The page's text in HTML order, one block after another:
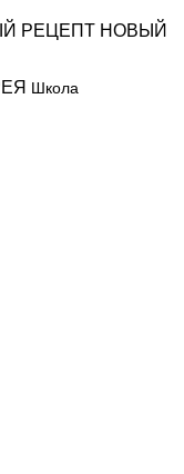
РЕЦЕПТ НОВЫЙ
Школа